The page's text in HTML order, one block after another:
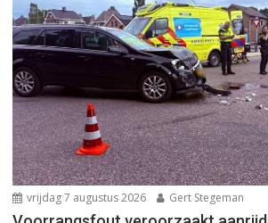
vrijdag 7 augustus 2026 Gert Stegeman